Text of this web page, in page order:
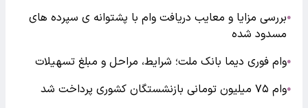
●بررسی مزایا و معایب دریافت وام با پشتوانه ی سپرده های
مسدود شده
●وام فوری دیما بانک ملت؛ شرایط، مراحل و مبلغ تسهیلات
●وام ۷۵ میلیون تومانی بازنشستگان کشوری پرداخت شد